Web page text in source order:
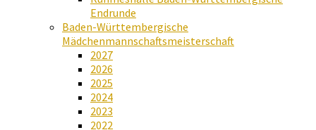
Endrunde
Baden-Württembergische
Mädchenmannschaftsmeisterschaft
2027
2026
2025
2024
2023
2022